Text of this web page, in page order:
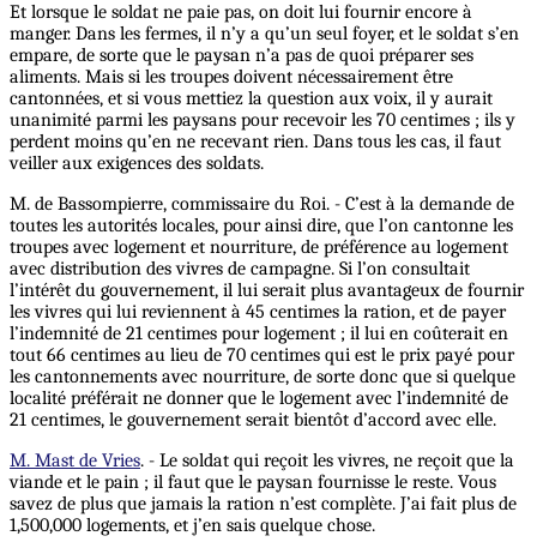
Et lorsque le soldat ne paie pas, on doit lui fournir encore à
manger. Dans les fermes, il n’y a qu’un seul foyer, et le soldat s’en
empare, de sorte que le paysan n’a pas de quoi préparer ses
aliments. Mais si les troupes doivent nécessairement être
cantonnées, et si vous mettiez la question aux voix, il y aurait
unanimité parmi les paysans pour recevoir les 70 centimes ; ils y
perdent moins qu’en ne recevant rien. Dans tous les cas, il faut
veiller aux exigences des soldats.
M. de Bassompierre, commissaire du Roi. - C’est à la demande de
toutes les autorités locales, pour ainsi dire, que l’on cantonne les
troupes avec logement et nourriture, de préférence au logement
avec distribution des vivres de campagne. Si l’on consultait
l’intérêt du gouvernement, il lui serait plus avantageux de fournir
les vivres qui lui reviennent à 45 centimes la ration, et de payer
l’indemnité de 21 centimes pour logement ; il lui en coûterait en
tout 66 centimes au lieu de 70 centimes qui est le prix payé pour
les cantonnements avec nourriture, de sorte donc que si quelque
localité préférait ne donner que le logement avec l’indemnité de
21 centimes, le gouvernement serait bientôt d’accord avec elle.
M. Mast de Vries. - Le soldat qui reçoit les vivres, ne reçoit que la
viande et le pain ; il faut que le paysan fournisse le reste. Vous
savez de plus que jamais la ration n’est complète. J’ai fait plus de
1,500,000 logements, et j’en sais quelque chose.